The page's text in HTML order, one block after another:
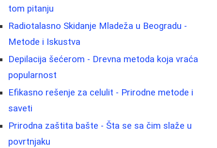
tom pitanju
Radiotalasno Skidanje Mladeža u Beogradu -
Metode i Iskustva
Depilacija šećerom - Drevna metoda koja vraća
popularnost
Efikasno rešenje za celulit - Prirodne metode i
saveti
Prirodna zaštita bašte - Šta se sa čim slaže u
povrtnjaku